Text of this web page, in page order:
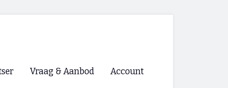
Vraag & Aanbod Account